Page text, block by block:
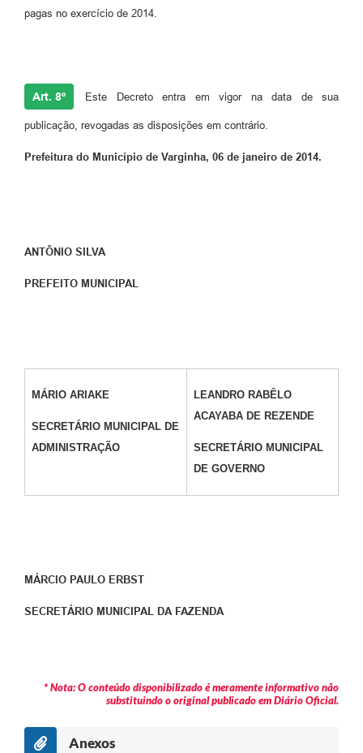
pagas no exercício de 2014.
Art. 8º Este Decreto entra em vigor na data de sua
publicação, revogadas as disposições em contrário.
Prefeitura do Município de Varginha, 06 de janeiro de 2014.
ANTÔNIO SILVA
PREFEITO MUNICIPAL
MÁRIO ARIAKE
SECRETÁRIO MUNICIPAL DE
ADMINISTRAÇÃO
LEANDRO RABÊLO
ACAYABA DE REZENDE
SECRETÁRIO MUNICIPAL
DE GOVERNO
MÁRCIO PAULO ERBST
SECRETÁRIO MUNICIPAL DA FAZENDA
* Nota: O conteúdo disponibilizado é meramente informativo não
substituindo o original publicado em Diário Oficial.
Anexos